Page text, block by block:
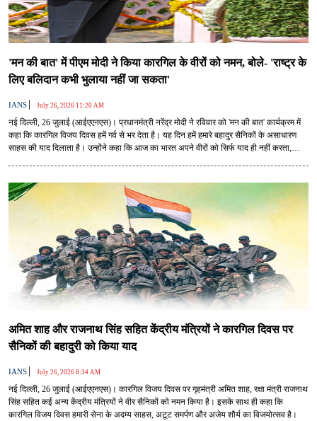
'मन की बात' में पीएम मोदी ने किया कारगिल के वीरों को नमन, बोले- 'राष्ट्र के
लिए बलिदान कभी भुलाया नहीं जा सकता'
IANS | July 26, 2026 11:20 AM
नई दिल्ली, 26 जुलाई (आईएएनएस)। प्रधानमंत्री नरेंद्र मोदी ने रविवार को 'मन की बात' कार्यक्रम में
कहा कि कारगिल विजय दिवस हमें गर्व से भर देता है। यह दिन हमें हमारे बहादुर सैनिकों के असाधारण
साहस की याद दिलाता है। उन्होंने कहा कि आज का भारत अपने वीरों को सिर्फ याद ही नहीं करता,
अमित शाह और राजनाथ सिंह सहित केंद्रीय मंत्रियों ने कारगिल दिवस पर
सैनिकों की बहादुरी को किया याद
IANS | July 26, 2026 8:34 AM
नई दिल्ली, 26 जुलाई (आईएएनएस)। कारगिल विजय दिवस पर गृहमंत्री अमित शाह, रक्षा मंत्री राजनाथ
सिंह सहित कई अन्य केंद्रीय मंत्रियों ने वीर सैनिकों को नमन किया है। इसके साथ ही कहा कि
कारगिल विजय दिवस हमारी सेना के अदम्य साहस, अटूट समर्पण और अजेय शौर्य का विजयोत्सव है।